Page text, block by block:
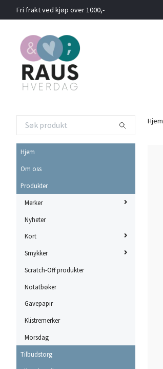
Fri frakt ved kjøp over 1000,-
Hjem
Om oss
Produkter
Merker
Nyheter
Kort
Smykker
Scratch-Off produkter
Notatbøker
Gavepapir
Klistremerker
Morsdag
Tilbudstorg
Hjem